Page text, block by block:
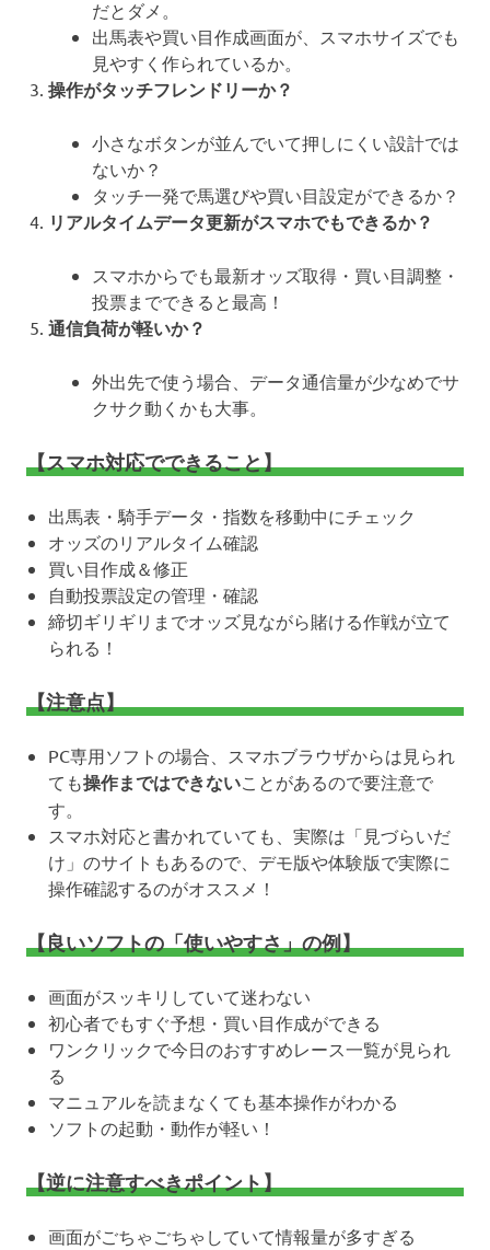
だとダメ。
出馬表や買い目作成画面が、スマホサイズでも
見やすく作られているか。
操作がタッチフレンドリーか？
小さなボタンが並んでいて押しにくい設計では
ないか？
タッチ一発で馬選びや買い目設定ができるか？
リアルタイムデータ更新がスマホでもできるか？
スマホからでも最新オッズ取得・買い目調整・
投票までできると最高！
通信負荷が軽いか？
外出先で使う場合、データ通信量が少なめでサ
クサク動くかも大事。
【スマホ対応でできること】
出馬表・騎手データ・指数を移動中にチェック
オッズのリアルタイム確認
買い目作成＆修正
自動投票設定の管理・確認
締切ギリギリまでオッズ見ながら賭ける作戦が立て
られる！
【注意点】
PC専用ソフトの場合、スマホブラウザからは見られ
ても操作まではできないことがあるので要注意で
す。
スマホ対応と書かれていても、実際は「見づらいだ
け」のサイトもあるので、デモ版や体験版で実際に
操作確認するのがオススメ！
【良いソフトの「使いやすさ」の例】
画面がスッキリしていて迷わない
初心者でもすぐ予想・買い目作成ができる
ワンクリックで今日のおすすめレース一覧が見られ
る
マニュアルを読まなくても基本操作がわかる
ソフトの起動・動作が軽い！
【逆に注意すべきポイント】
画面がごちゃごちゃしていて情報量が多すぎる